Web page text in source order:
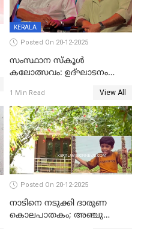
KERALA
Posted On 20-12-2025
സംസ്ഥാന സ്കൂൾ
കലോത്സവം: ഉദ്ഘാടനം
മുഖ്യാതിഥിയായി
മോഹൻലാൽ
1 Min Read View All
Posted On 20-12-2025
നാടിനെ നടുക്കി ദാരുണ
കൊലപാതകം; അഞ്ചു